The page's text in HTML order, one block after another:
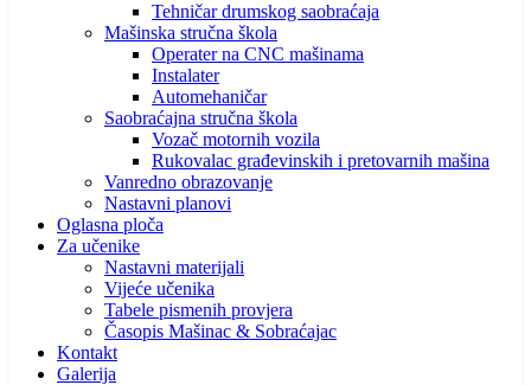
Tehničar drumskog saobraćaja
Mašinska stručna škola
Operater na CNC mašinama
Instalater
Automehaničar
Saobraćajna stručna škola
Vozač motornih vozila
Rukovalac građevinskih i pretovarnih mašina
Vanredno obrazovanje
Nastavni planovi
Oglasna ploča
Za učenike
Nastavni materijali
Vijeće učenika
Tabele pismenih provjera
Časopis Mašinac & Sobraćajac
Kontakt
Galerija